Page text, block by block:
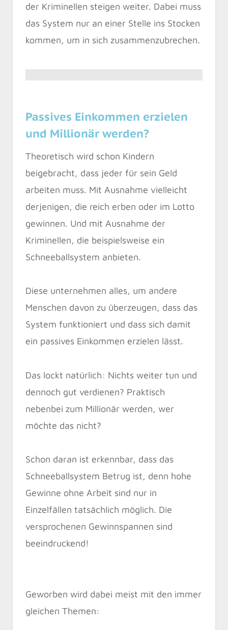
der Kriminellen steigen weiter. Dabei muss
das System nur an einer Stelle ins Stocken
kommen, um in sich zusammenzubrechen.
Passives Einkommen erzielen
und Millionär werden?
Theoretisch wird schon Kindern
beigebracht, dass jeder für sein Geld
arbeiten muss. Mit Ausnahme vielleicht
derjenigen, die reich erben oder im Lotto
gewinnen. Und mit Ausnahme der
Kriminellen, die beispielsweise ein
Schneeballsystem anbieten.
Diese unternehmen alles, um andere
Menschen davon zu überzeugen, dass das
System funktioniert und dass sich damit
ein passives Einkommen erzielen lässt.
Das lockt natürlich: Nichts weiter tun und
dennoch gut verdienen? Praktisch
nebenbei zum Millionär werden, wer
möchte das nicht?
Schon daran ist erkennbar, dass das
Schneeballsystem Betrug ist, denn hohe
Gewinne ohne Arbeit sind nur in
Einzelfällen tatsächlich möglich. Die
versprochenen Gewinnspannen sind
beeindruckend!
Geworben wird dabei meist mit den immer
gleichen Themen: